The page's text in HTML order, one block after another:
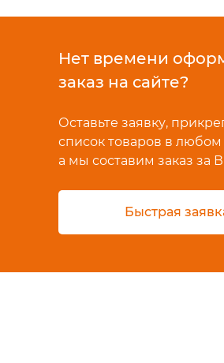
Нет времени
заказ на сайте?
Оставьте заявку,
список товаров в
а мы составим заказ за
Быстрая